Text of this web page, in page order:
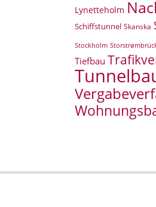
Lynetteholm
Schiffstunnel Skanska
Stockholm
Tiefbau